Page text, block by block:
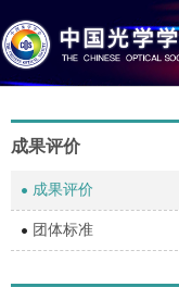
成果评价
成果评价
团体标准